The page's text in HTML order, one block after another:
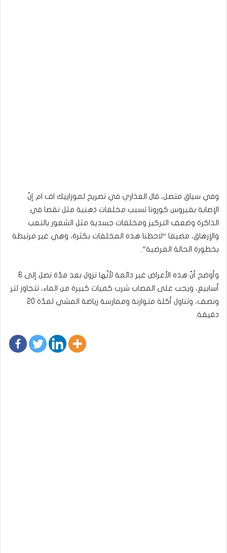
وفي سياق متصل، قال العذاري في تصريح لموزاييك اف ام إنّ
الإصابة بفيروس كورونا تسبب مخلفات ذهنية مثل نقصا في
الذاكرة وضعف التركيز ومخلفات جسدية مثل الشعور بالتعب
والإرهاق، مضيفا “لاحظنا هذه المخلفات بكثرة، وهي غير مرتبطة
بخطورة الحالة المرضية”.
وأوضح أنّ هذه الأعراض غير دائمة لأنّها تزول بعد مدّة تصل إلى 6
أسابيع، ويجب على المصاب شرب كميات كبيرة من الماء، تتجاوز لتر
ونصف، وتناول أكلة متوازنة وممارسة رياضة المشي لمدّة 20
دقيقة.